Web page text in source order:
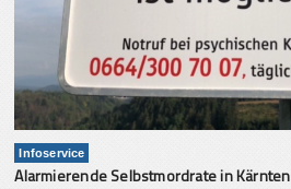
Infoservice
Alarmierende Selbstmordrate in Kärnten